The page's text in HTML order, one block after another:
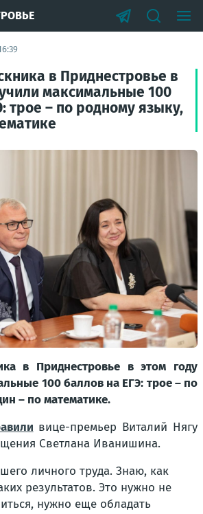
в Приднестровье в
максимальные 100
трое – по родному языку,
в Приднестровье в этом году
100 баллов на ЕГЭ: трое – по
– по математике.
вице-премьер Виталий Нягу
Светлана Иванишина.
личного труда. Знаю, как
результатов. Это нужно не
нужно еще обладать